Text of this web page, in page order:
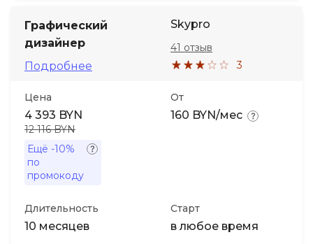
Графический
дизайнер
Подробнее
Skypro
3
41 отзыв
Цена
4 393 BYN
12 116 BYN
Ещё -10%
по
промокоду
От
160 BYN/мес
Длительность
10 месяцев
Старт
в любое время